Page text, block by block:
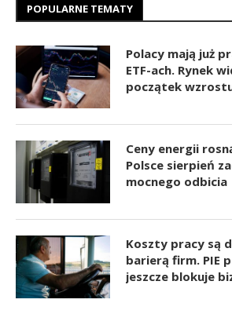
POPULARNE TEMATY
Polacy mają już
ETF-ach. Rynek
początek
Ceny energii
Polsce sierpień
mocnego odbicia
Koszty pracy są
barierą firm. PIE
jeszcze blokuje